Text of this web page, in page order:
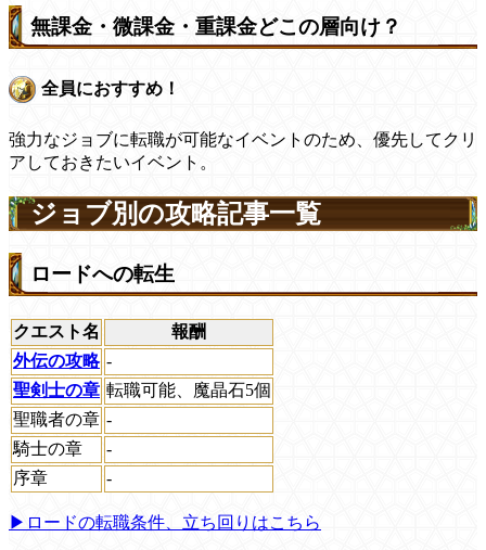
無課金・微課金・重課金どこの層向け？
全員におすすめ！
強力なジョブに転職が可能なイベントのため、優先してクリ
アしておきたいイベント。
ジョブ別の攻略記事一覧
ロードへの転生
クエスト名
報酬
外伝の攻略 -
聖剣士の章 転職可能、魔晶石5個
聖職者の章 -
騎士の章
-
序章
-
▶ロードの転職条件、立ち回りはこちら